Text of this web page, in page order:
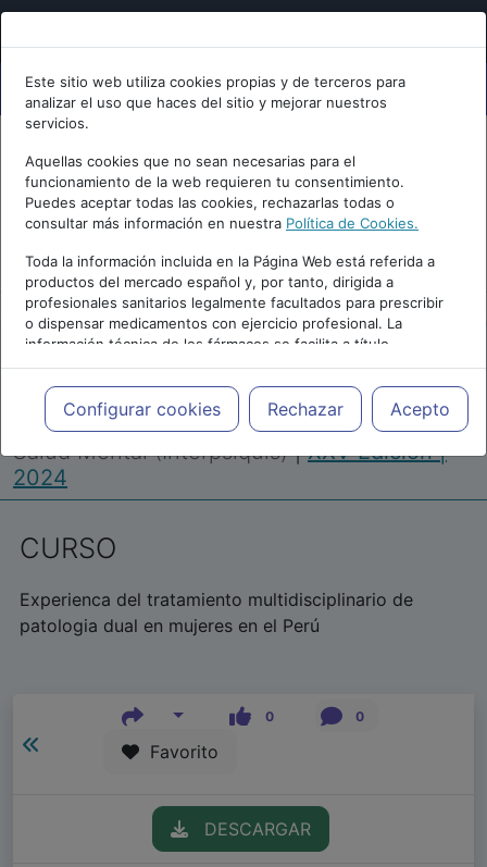
Este sitio web utiliza cookies propias y de terceros para
analizar el uso que haces del sitio y mejorar nuestros
servicios.
Aquellas cookies que no sean necesarias para el
funcionamiento de la web requieren tu consentimiento.
Puedes aceptar todas las cookies, rechazarlas todas o
consultar más información en nuestra Política de Cookies.
Toda la información incluida en la Página Web está referida a
productos del mercado español y, por tanto, dirigida a
profesionales sanitarios legalmente facultados para prescribir
o dispensar medicamentos con ejercicio profesional. La
información técnica de los fármacos se facilita a título
meramente informativo, siendo responsabilidad de los
profesionales facultados prescribir medicamentos y decidir, en
cada caso concreto, el tratamiento más adecuado a las
necesidades del paciente.
Configurar cookies Rechazar Acepto
Repositorio de Artículos |Congreso Virtual
Internacional de Psiquiatría, Psicología y
Salud Mental (Interpsiquis)|XXV Edición |
2024
CURSO
Experienca del tratamiento multidisciplinario de
patologia dual en mujeres en el Perú
0 0
Favorito
DESCARGAR